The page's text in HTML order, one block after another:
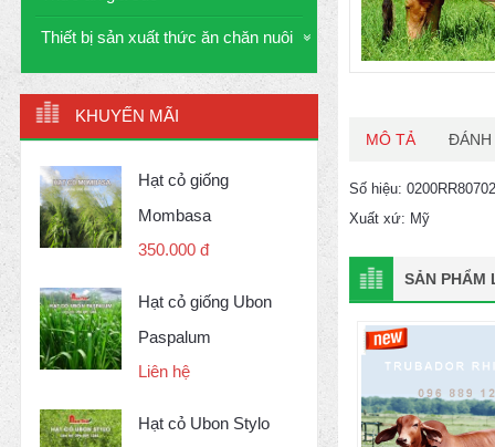
Thiết bị sản xuất thức ăn chăn nuôi
KHUYẾN MÃI
Hạt cỏ giống
Mombasa
350.000 đ
Hạt cỏ giống Ubon
Paspalum
Liên hệ
Hạt cỏ Ubon Stylo
MÔ TẢ ĐÁNH
Số hiệu: 0200RR80702
Xuất xứ: Mỹ
SẢN PHẨM